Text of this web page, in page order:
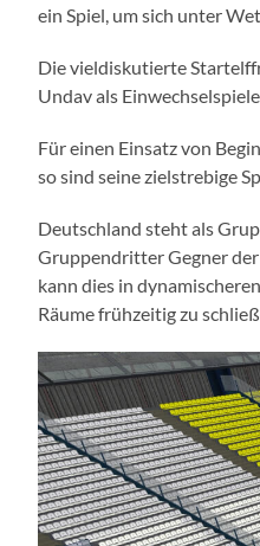
ein Spiel, um sich unter
Die vieldiskutierte
Undav als
Für einen Einsatz von
so sind seine zielstrebige
Deutschland steht als
Gruppendritter Gegner
kann dies in
Räume frühzeitig zu